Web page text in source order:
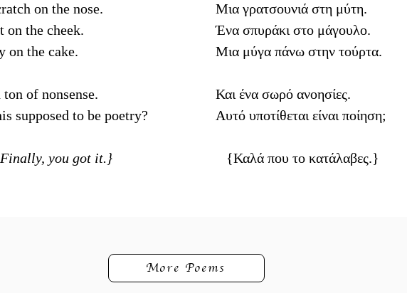
on the nose.
on the cheek.
on the cake.
ton of nonsense.
supposed to be poetry?
you got it.}
Μια γρατσουνιά στη μύτη.
Ένα σπυράκι στο μάγουλο.
Μια μύγα πάνω στην τούρτα.
Και ένα σωρό ανοησίες.
Αυτό υποτίθεται είναι ποίηση;
{Καλά που το κατάλαβες.}
More Poems